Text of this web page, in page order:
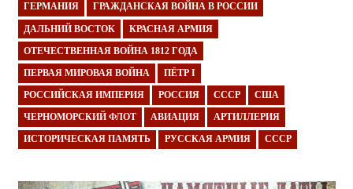
ГЕРМАНИЯ ГРАЖДАНСКАЯ ВОЙНА В РОССИИ
ДАЛЬНИЙ ВОСТОК КРАСНАЯ АРМИЯ
ОТЕЧЕСТВЕННАЯ ВОЙНА 1812 ГОДА
ПЕРВАЯ МИРОВАЯ ВОЙНА ПЁТР I
РОССИЙСКАЯ ИМПЕРИЯ РОССИЯ СССР США
ЧЕРНОМОРСКИЙ ФЛОТ АВИАЦИЯ АРТИЛЛЕРИЯ
ИСТОРИЧЕСКАЯ ПАМЯТЬ РУССКАЯ АРМИЯ СССР